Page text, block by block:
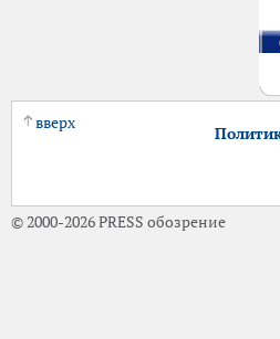
вверх
© 2000-2026 PRESS обозрение